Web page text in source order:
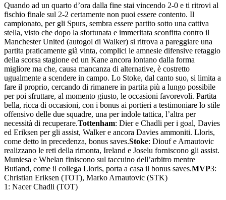
Quando ad un quarto d’ora dalla fine stai vincendo 2-0 e ti ritrovi al
fischio finale sul 2-2 certamente non puoi essere contento. Il
campionato, per gli Spurs, sembra essere partito sotto una cattiva
stella, visto che dopo la sfortunata e immeritata sconfitta contro il
Manchester United (autogol di Walker) si ritrova a pareggiare una
partita praticamente già vinta, complici le amnesie difensive retaggio
della scorsa stagione ed un Kane ancora lontano dalla forma
migliore ma che, causa mancanza di alternative, è costretto
ugualmente a scendere in campo. Lo Stoke, dal canto suo, si limita a
fare il proprio, cercando di rimanere in partita più a lungo possibile
per poi sfruttare, al momento giusto, le occasioni favorevoli. Partita
bella, ricca di occasioni, con i bonus ai portieri a testimoniare lo stile
offensivo delle due squadre, una per indole tattica, l’altra per
necessità di recuperare.Tottenham: Dier e Chadli per i goal, Davies
ed Eriksen per gli assist, Walker e ancora Davies ammoniti. Lloris,
come detto in precedenza, bonus saves.Stoke: Diouf e Arnautovic
realizzano le reti della rimonta, Ireland e Joselu forniscono gli assist.
Muniesa e Whelan finiscono sul taccuino dell’arbitro mentre
Butland, come il collega Lloris, porta a casa il bonus saves.MVP3:
Christian Eriksen (TOT), Marko Arnautovic (STK)
1: Nacer Chadli (TOT)